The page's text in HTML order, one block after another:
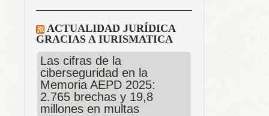
ACTUALIDAD JURÍDICA
GRACIAS A IURISMATICA
Las cifras de la
ciberseguridad en la
Memoria AEPD 2025:
2.765 brechas y 19,8
millones en multas